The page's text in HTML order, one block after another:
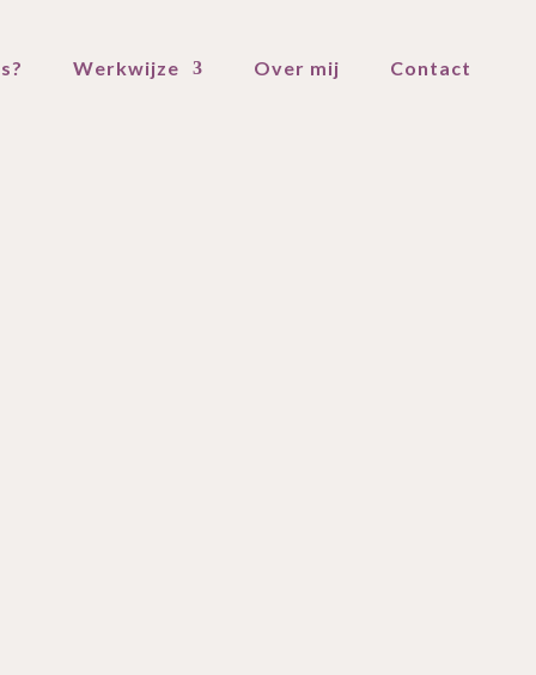
Werkwijze Over mij Contact